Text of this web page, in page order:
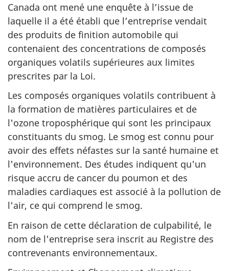
Canada ont mené une enquête à l’issue de
laquelle il a été établi que l’entreprise vendait
des produits de finition automobile qui
contenaient des concentrations de composés
organiques volatils supérieures aux limites
prescrites par la Loi.
Les composés organiques volatils contribuent à
la formation de matières particulaires et de
l'ozone troposphérique qui sont les principaux
constituants du smog. Le smog est connu pour
avoir des effets néfastes sur la santé humaine et
l'environnement. Des études indiquent qu'un
risque accru de cancer du poumon et des
maladies cardiaques est associé à la pollution de
l'air, ce qui comprend le smog.
En raison de cette déclaration de culpabilité, le
nom de l'entreprise sera inscrit au Registre des
contrevenants environnementaux.